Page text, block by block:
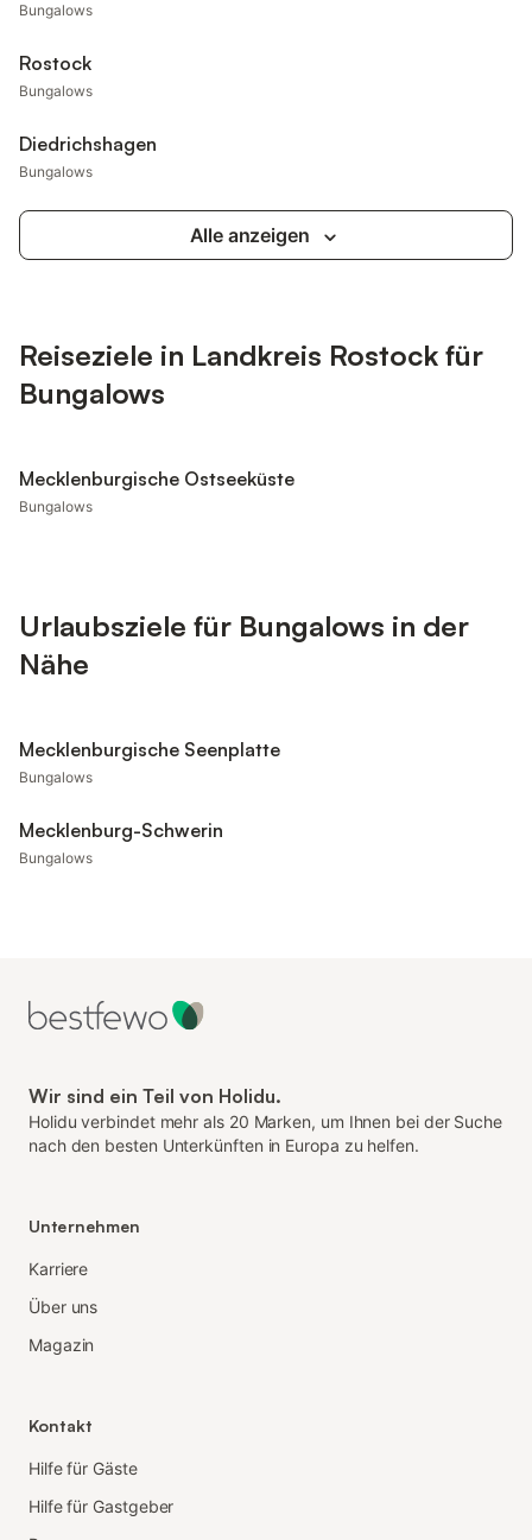
Bungalows
Rostock
Bungalows
Diedrichshagen
Bungalows
Alle anzeigen
Reiseziele in Landkreis Rostock für
Bungalows
Mecklenburgische Ostseeküste
Bungalows
Urlaubsziele für Bungalows in der
Nähe
Mecklenburgische Seenplatte
Bungalows
Mecklenburg-Schwerin
Bungalows
Wir sind ein Teil von Holidu.
Holidu verbindet mehr als 20 Marken, um Ihnen bei der Suche
nach den besten Unterkünften in Europa zu helfen.
Unternehmen
Karriere
Über uns
Magazin
Kontakt
Hilfe für Gäste
Hilfe für Gastgeber